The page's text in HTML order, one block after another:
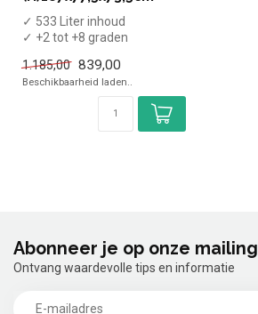
✓ 533 Liter inhoud
✓ +2 tot +8 graden
✓ Breedte 77,5 ...
1.185,00 839,00
Beschikbaarheid laden..
Abonneer je op onze mailing
Ontvang waardevolle tips en informatie